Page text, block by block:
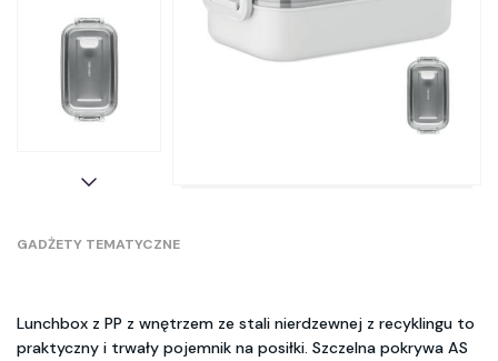
GADŻETY TEMATYCZNE
Lunchbox z PP z wnętrzem ze stali nierdzewnej z recyklingu to
praktyczny i trwały pojemnik na posiłki. Szczelna pokrywa AS